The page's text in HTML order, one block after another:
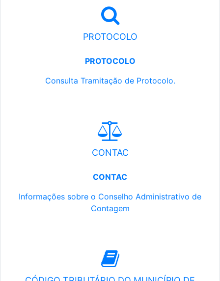
PROTOCOLO
PROTOCOLO
Consulta Tramitação de Protocolo.
CONTAC
CONTAC
Informações sobre o Conselho Administrativo de
Contagem